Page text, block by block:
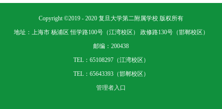
Copyright ©2019 - 2020 复旦大学第二附属学校 版权所有
地址：上海市 杨浦区 恒学路100号（江湾校区） 政修路130号（邯郸校区）
邮编：200438
TEL：65108297（江湾校区）
TEL：65643393（邯郸校区）
管理者入口